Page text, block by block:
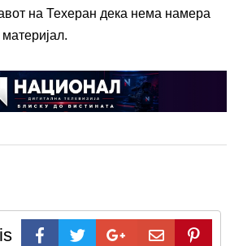
на Техеран дека нема намера